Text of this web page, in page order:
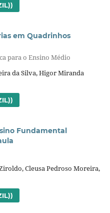
em Quadrinhos
para o Ensino Médio
da Silva, Higor Miranda
Fundamental
Cleusa Pedroso Moreira,